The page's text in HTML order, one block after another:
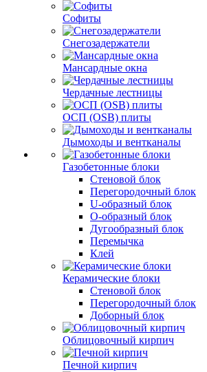
Софиты
Снегозадержатели
Мансардные окна
Чердачные лестницы
ОСП (OSB) плиты
Дымоходы и вентканалы
Газобетонные блоки
Стеновой блок
Перегородочный блок
U-образный блок
О-образный блок
Дугообразный блок
Перемычка
Клей
Керамические блоки
Стеновой блок
Перегородочный блок
Доборный блок
Облицовочный кирпич
Печной кирпич